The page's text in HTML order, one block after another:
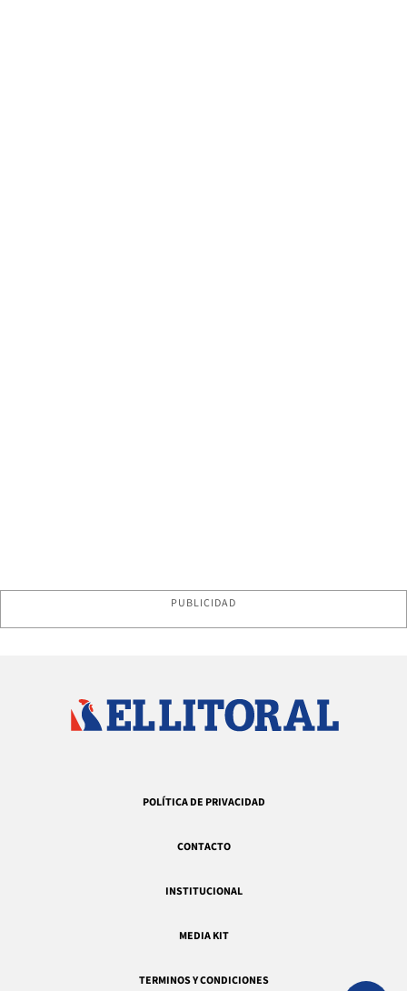
PUBLICIDAD
POLÍTICA DE PRIVACIDAD
CONTACTO
INSTITUCIONAL
MEDIA KIT
TERMINOS Y CONDICIONES